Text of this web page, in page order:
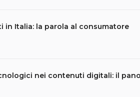
in Italia: la parola al consumatore
nei contenuti digitali: il